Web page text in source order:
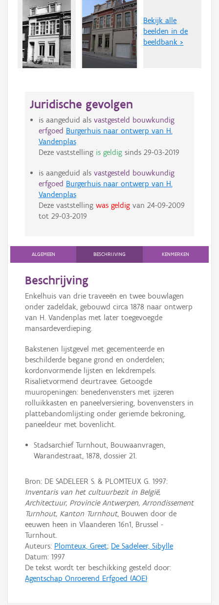
Bekijk alle
beelden in de
beeldbank >
Juridische gevolgen
is aangeduid als vastgesteld bouwkundig
erfgoed Burgerhuis naar ontwerp van H.
Vandenplas
Deze vaststelling is geldigsinds 29-03-2019
is aangeduid als vastgesteld bouwkundig
erfgoed Burgerhuis naar ontwerp van H.
Vandenplas
Deze vaststelling was geldigvan 24-09-2009
tot 29-03-2019
ALGEMEEN BESCHRIJVING KENMERKEN
Beschrijving
Enkelhuis van drie traveeën en twee bouwlagen
onder zadeldak, gebouwd circa 1878 naar ontwerp
van H. Vandenplas met later toegevoegde
mansardeverdieping.
Bakstenen lijstgevel met gecementeerde en
beschilderde begane grond en onderdelen;
kordonvormende lijsten en lekdrempels.
Risalietvormend deurtravee. Getoogde
muuropeningen: benedenvensters met ijzeren
rolluikkasten en paneelversiering, bovenvensters in
plattebandomlijsting onder geriemde bekroning,
paneeldeur met bovenlicht.
Stadsarchief Turnhout, Bouwaanvragen,
Warandestraat, 1878, dossier 21.
Bron: DE SADELEER S. & PLOMTEUX G. 1997:
Inventaris van het cultuurbezit in België,
Architectuur, Provincie Antwerpen, Arrondissement
Turnhout, Kanton Turnhout, Bouwen door de
eeuwen heen in Vlaanderen 16n1, Brussel -
Turnhout.
Auteurs: Plomteux, Greet; De Sadeleer, Sibylle
Datum: 1997
De tekst wordt ter beschikking gesteld door:
Agentschap Onroerend Erfgoed (AOE)